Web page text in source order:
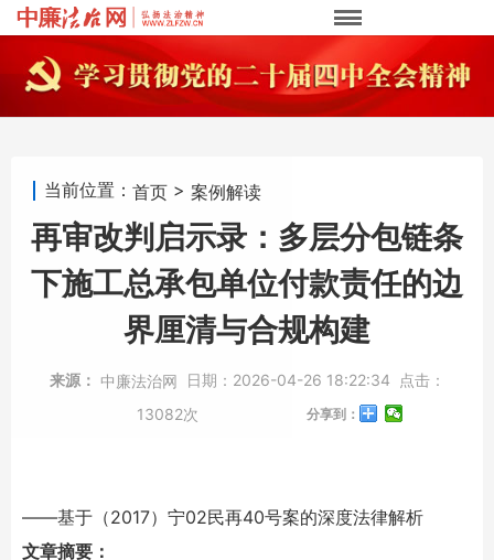
当前位置： 首页 > 案例解读
再审改判启示录：多层分包链条
下施工总承包单位付款责任的边
界厘清与合规构建
来源： 中廉法治网 日期： 2026-04-26 18:22:34
点击：
13082次
分享到：
——基于（2017）宁02民再40号案的深度法律解析
文章摘要：